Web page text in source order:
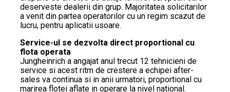
deserveste dealerii din grup. Majoritatea solicitarilor
a venit din partea operatorilor cu un regim scazut de
lucru, pentru aplicatii usoare.
Service-ul se dezvolta direct proportional cu
flota operata
Jungheinrich a angajat anul trecut 12 tehnicieni de
service si acest ritm de crestere a echipei after-
sales va continua si in anii urmatori, proportional cu
marirea flotei aflate in operare la nivel national.